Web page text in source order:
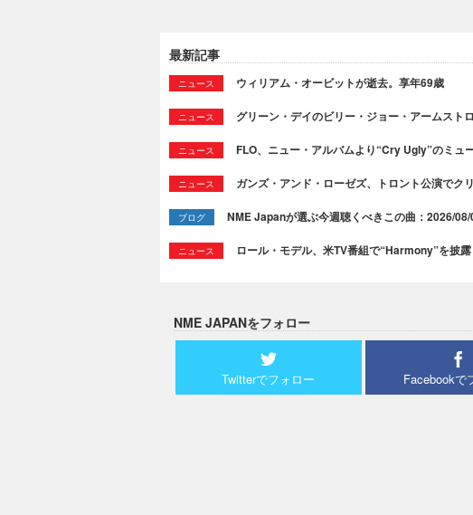
最新記事
ニュース ウィリアム・オービットが逝去。享年69歳
ニュース グリーン・デイのビリー・ジョー・アームスト
ニュース FLO、ニュー・アルバムより“Cry Ugly”のミュ
ニュース ガンズ・アンド・ローゼズ、トロント公演でク
ブログ NME Japanが選ぶ今週聴くべきこの曲：2026/
ニュース ロール・モデル、米TV番組で“Harmony”を披
NME JAPANをフォロー
Twitterでフォロー Facebookで